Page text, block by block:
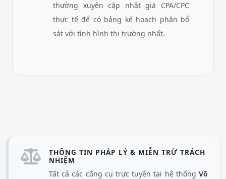
thường xuyên cập nhật giá CPA/CPC
thực tế để có bảng kế hoạch phân bổ
sát với tình hình thị trường nhất.
THÔNG TIN PHÁP LÝ & MIỄN TRỪ TRÁCH
NHIỆM
Tất cả các công cụ trực tuyến tại hệ thống Võ